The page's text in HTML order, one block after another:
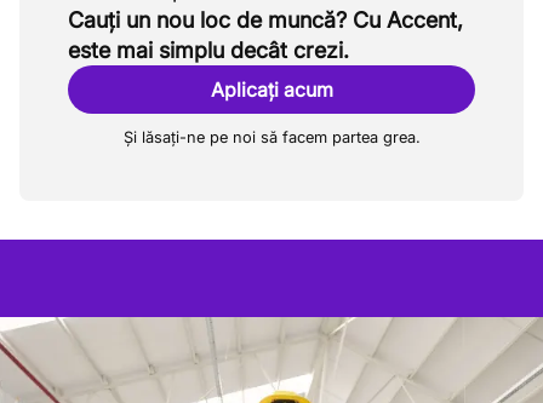
Cauți un nou loc de muncă? Cu Accent,
este mai simplu decât crezi.
Aplicați acum
Și lăsați-ne pe noi să facem partea grea.